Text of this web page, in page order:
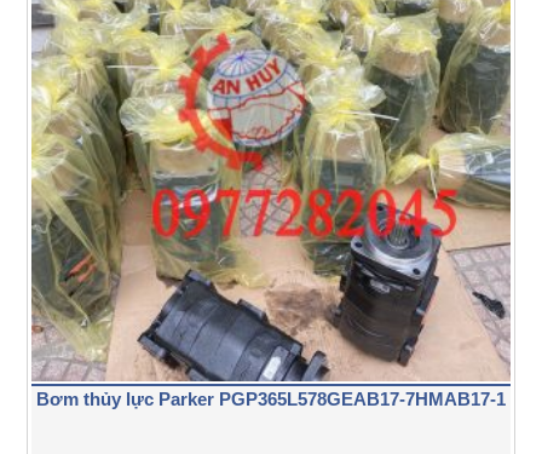
Bơm thủy lực Parker PGP365L578GEAB17-7HMAB17-1